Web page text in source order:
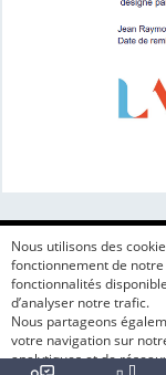
Nous utilisons des
fonctionnement de
fonctionnalités
d’analyser notre trafic.
Nous partageons
votre navigation sur
analytiques et de